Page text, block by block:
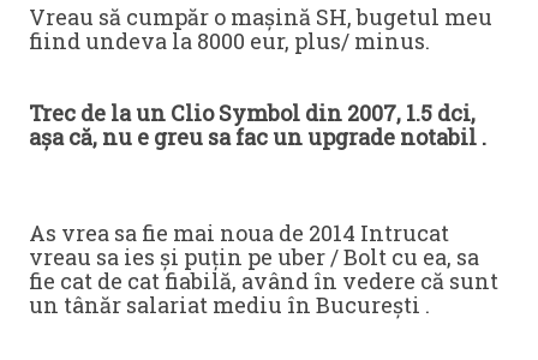
Vreau să cumpăr o mașină SH, bugetul meu
fiind undeva la 8000 eur, plus/ minus.
Trec de la un Clio Symbol din 2007, 1.5 dci,
așa că, nu e greu sa fac un upgrade notabil .
As vrea sa fie mai noua de 2014 Intrucat
vreau sa ies și puțin pe uber / Bolt cu ea, sa
fie cat de cat fiabilă, având în vedere că sunt
un tânăr salariat mediu în București .